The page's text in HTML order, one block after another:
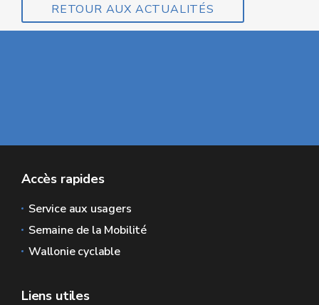
RETOUR AUX ACTUALITÉS
Accès rapides
Service aux usagers
Semaine de la Mobilité
Wallonie cyclable
Liens utiles